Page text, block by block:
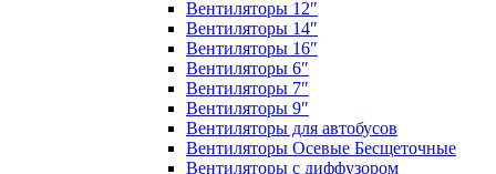
Вентиляторы 12″
Вентиляторы 14″
Вентиляторы 16″
Вентиляторы 6″
Вентиляторы 7″
Вентиляторы 9″
Вентиляторы для автобусов
Вентиляторы Осевые Бесщеточные
Вентиляторы с диффузором